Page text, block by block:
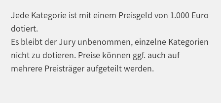
Jede Kategorie ist mit einem Preisgeld von 1.000 Euro
dotiert.
Es bleibt der Jury unbenommen, einzelne Kategorien
nicht zu dotieren. Preise können ggf. auch auf
mehrere Preisträger aufgeteilt werden.